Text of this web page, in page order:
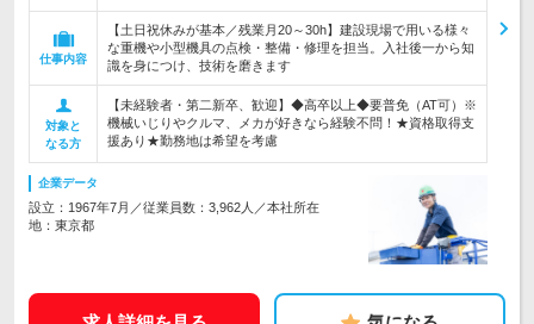
仕事内容
【土日祝休みが基本／残業月20～30h】建設現場で用いる様々
な重機や小型機具の点検・整備・修理を担当。入社後一から知
識を身につけ、技術を磨きます
対象と
なる方
【未経験者・第二新卒、歓迎】◆高卒以上◆要普免（AT可）※
機械いじりやクルマ、メカが好きなら経験不問！★資格取得支
援あり★勤務地は希望を考慮
企業データ
設立：1967年7月／従業員数：3,962人／本社所在
地：東京都